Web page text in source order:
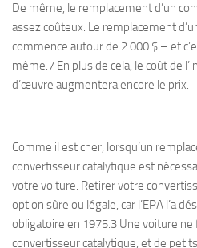
De même, le remplacement d’un
assez coûteux. Le remplacement
commence autour de 2 000 $ – et
même.7 En plus de cela, le coût de
d’œuvre augmentera encore le prix.
Comme il est cher, lorsqu’un
convertisseur catalytique est
votre voiture. Retirer votre
option sûre ou légale, car l’EPA l’a
obligatoire en 1975.3 Une voiture
convertisseur catalytique, et de